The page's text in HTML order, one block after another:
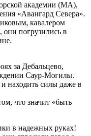
академии (МА),
«Авангард Севера».
кавалером
погрузились в
за Дебальцево,
Саур-Могилы.
и находить силы даже в
что значит «быть
в надежных руках!